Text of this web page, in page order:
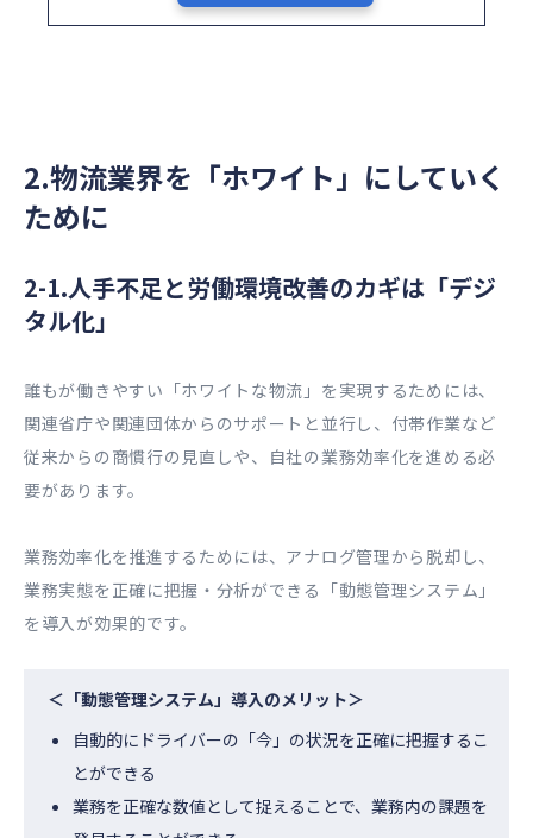
2.物流業界を「ホワイト」にしていく
ために
2-1.人手不足と労働環境改善のカギは「デジ
タル化」
誰もが働きやすい「ホワイトな物流」を実現するためには、
関連省庁や関連団体からのサポートと並行し、付帯作業など
従来からの商慣行の見直しや、自社の業務効率化を進める必
要があります。
業務効率化を推進するためには、アナログ管理から脱却し、
業務実態を正確に把握・分析ができる「動態管理システム」
を導入が効果的です。
＜「動態管理システム」導入のメリット＞
自動的にドライバーの「今」の状況を正確に把握するこ
とができる
業務を正確な数値として捉えることで、業務内の課題を